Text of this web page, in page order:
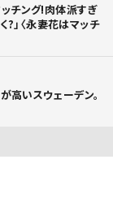
ッチング!肉体派すぎ
?」〈永妻花はマッチ
高いスウェーデン。